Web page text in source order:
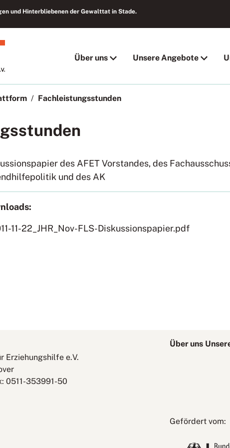
und Hinterbliebenen der Gewalttat in Stade.
Über uns Unsere Angebote
Fachleistungsstunden
des AFET Vorstandes, des
und des AK
11-22_JHR_Nov-FLS-Diskussionspapier.pdf
Erziehungshilfe e.V.
0511-353991-50
Über uns
Gefördert vom: